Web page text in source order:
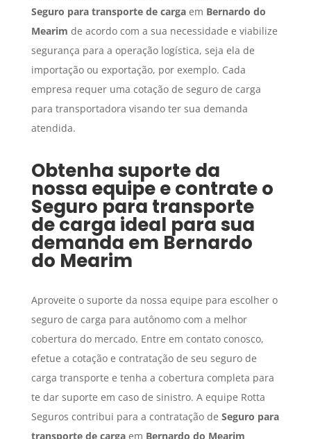
Seguro para transporte de cargaem Bernardo do
Mearim de acordo com a sua necessidade e viabilize
segurança para a operação logística, seja ela de
importação ou exportação, por exemplo. Cada
empresa requer uma cotação de seguro de carga
para transportadora visando ter sua demanda
atendida.
Obtenha suporte da
nossa equipe e contrate o
Seguro para transporte
de carga ideal para sua
demanda em Bernardo
do Mearim
Aproveite o suporte da nossa equipe para escolher o
seguro de carga para autônomo com a melhor
cobertura do mercado. Entre em contato conosco,
efetue a cotação e contratação de seu seguro de
carga transporte e tenha a cobertura completa para
te dar suporte em caso de sinistro. A equipe Rotta
Seguros contribui para a contratação de Seguro para
transporte de cargaem Bernardo do Mearim